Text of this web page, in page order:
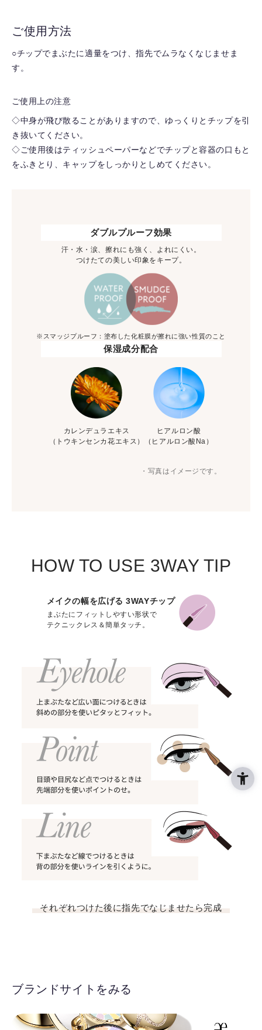
ご使用方法
○チップでまぶたに適量をつけ、指先でムラなくなじませま
す。
ご使用上の注意
◇中身が飛び散ることがありますので、ゆっくりとチップを引
き抜いてください。
◇ご使用後はティッシュペーパーなどでチップと容器の口もと
をふきとり、キャップをしっかりとしめてください。
ダブルプルーフ効果
汗・水・涙、擦れにも強く、よれにくい。
つけたての美しい印象をキープ。
※スマッジプルーフ：塗布した化粧膜が擦れに強い性質のこと
保湿成分配合
カレンデュラエキス
（トウキンセンカ花エキス）
ヒアルロン酸
（ヒアルロン酸Na）
・写真はイメージです。
HOW TO USE 3WAY TIP
メイクの幅を広げる 3WAYチップ
まぶたにフィットしやすい形状で
テクニックレス＆簡単タッチ。
それぞれつけた後に指先でなじませたら完成
ブランドサイトをみる